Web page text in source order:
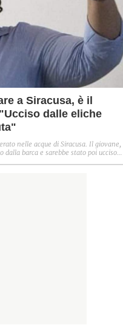
a Siracusa, è il
dalle eliche
nelle acque di Siracusa. Il giovane,
dalla barca e sarebbe stato poi ucciso